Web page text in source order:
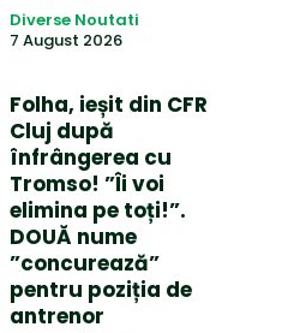
Diverse Noutati
7 August 2026
Folha, ieșit din CFR
Cluj după
înfrângerea cu
Tromso! ”Îi voi
elimina pe toți!”.
DOUĂ nume
”concurează”
pentru poziția de
antrenor